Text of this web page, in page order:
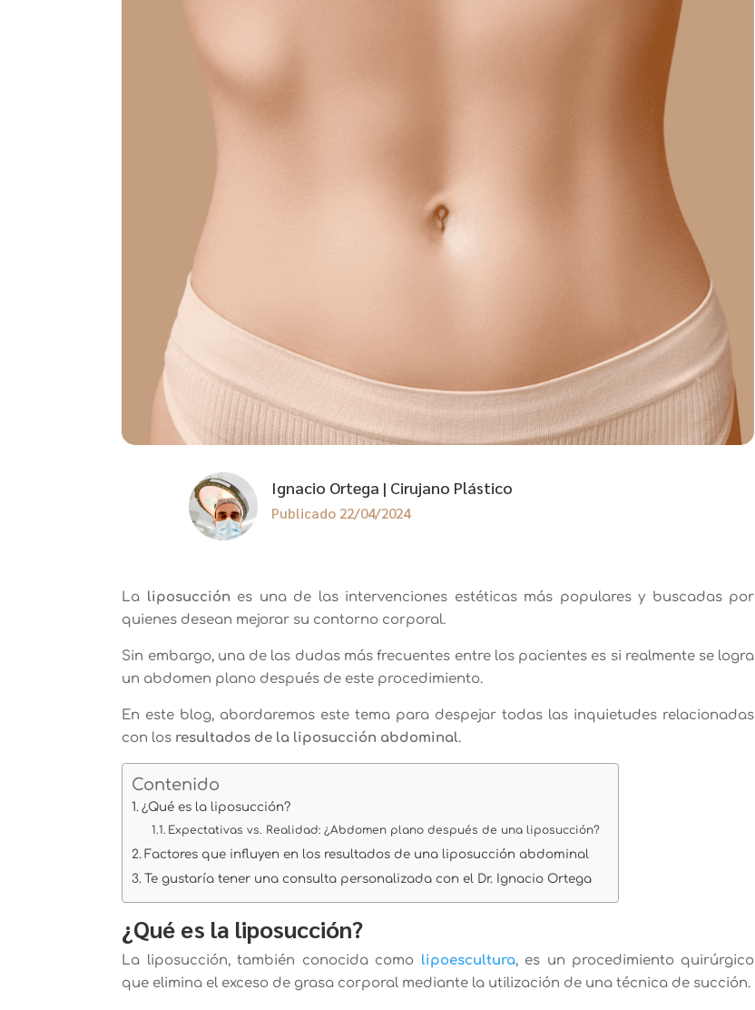
Ignacio Ortega | Cirujano Plástico
Publicado 22/04/2024
La liposucción es una de las intervenciones estéticas más populares y buscadas por
quienes desean mejorar su contorno corporal.
Sin embargo, una de las dudas más frecuentes entre los pacientes es si realmente se logra
un abdomen plano después de este procedimiento.
En este blog, abordaremos este tema para despejar todas las inquietudes relacionadas
con los resultados de la liposucción abdominal.
Contenido
¿Qué es la liposucción?
Expectativas vs. Realidad: ¿Abdomen plano después de una liposucción?
Factores que influyen en los resultados de una liposucción abdominal
Te gustaría tener una consulta personalizada con el Dr. Ignacio Ortega
¿Qué es la liposucción?
La liposucción, también conocida como lipoescultura, es un procedimiento quirúrgico
que elimina el exceso de grasa corporal mediante la utilización de una técnica de succión.